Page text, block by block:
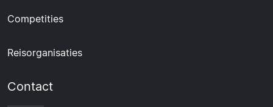
Competities
Reisorganisaties
Contact